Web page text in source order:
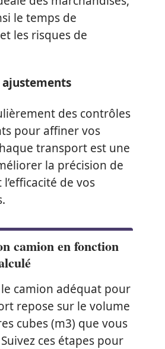
le temps de
les risques de
des contrôles
pour affiner vos
transport est une
la précision de
de vos
camion en fonction
camion adéquat pour
repose sur le volume
cubes (m3) que vous
ces étapes pour